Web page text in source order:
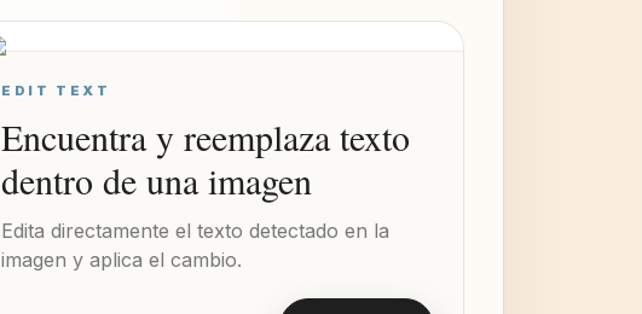
EDIT TEXT
Encuentra y reemplaza texto
dentro de una imagen
Edita directamente el texto detectado en la
imagen y aplica el cambio.